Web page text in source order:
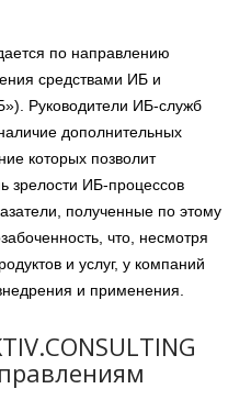
по направлению
средствами ИБ и
Руководители ИБ-служб
дополнительных
которых позволит
зрелости ИБ-процессов
полученные по этому
что, несмотря
и услуг, у компаний
и применения.